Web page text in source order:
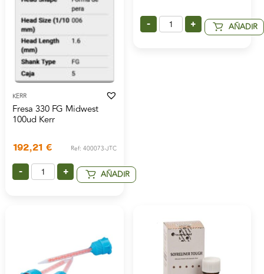
KERR
Fresa 330 FG Midwest
100ud Kerr
192,21 € Ref: 400073-JTC
- + AÑADIR
- + AÑADIR